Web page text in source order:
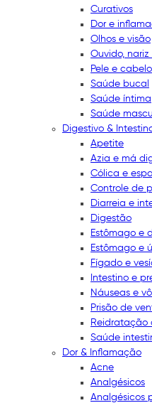
Curativos
Dor e
Olhos e visão
Ouvido,
Pele e cabelo
Saúde bucal
Saúde íntima
Saúde
Digestivo &
Apetite
Azia e má
Cólica e
Controle de
Diarreia e
Digestão
Estômago e
Estômago e
Fígado e
Intestino e
Náuseas e
Prisão de
Reidratação
Saúde
Dor & Inflamação
Acne
Analgésicos
Analgésicos